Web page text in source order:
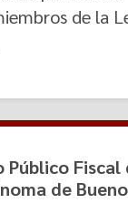
de la
Público Fiscal
de